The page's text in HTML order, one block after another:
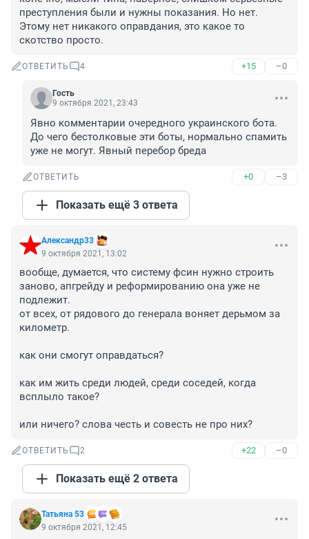
преступления были и нужны показания. Но нет.
Этому нет никакого оправдания, это какое то
скотство просто.
ОТВЕТИТЬ 4 +15 –0
Гость
9 октября 2021, 23:43
Явно комментарии очередного украинского бота.
До чего бестолковые эти боты, нормально спамить
уже не могут. Явный перебор бреда
ОТВЕТИТЬ +0 –3
Показать ещё 3 ответа
Александр33
9 октября 2021, 13:02
вообще, думается, что систему фсин нужно строить
заново, апгрейду и реформированию она уже не
подлежит.
от всех, от рядового до генерала воняет дерьмом за
километр.
как они смогут оправдаться?
как им жить среди людей, среди соседей, когда
всплыло такое?
или ничего? слова честь и совесть не про них?
ОТВЕТИТЬ 2 +22 –0
Показать ещё 2 ответа
Татьяна 53
9 октября 2021, 12:45